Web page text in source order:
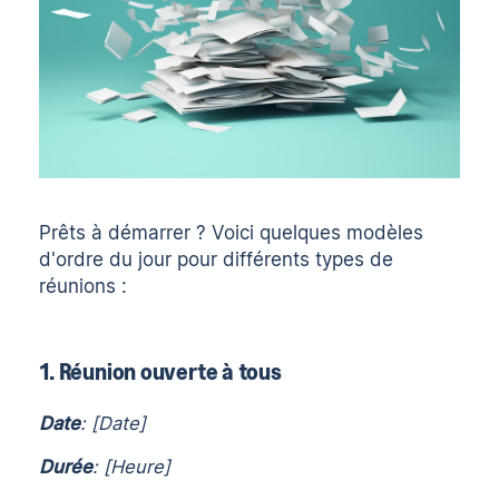
Prêts à démarrer ? Voici quelques modèles
d'ordre du jour pour différents types de
réunions :
1. Réunion ouverte à tous
Date: [Date]
Durée: [Heure]